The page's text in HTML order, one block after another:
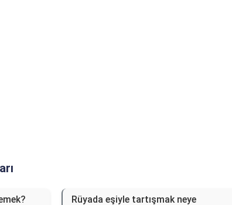
Rüyada eşiyle tartışmak neye